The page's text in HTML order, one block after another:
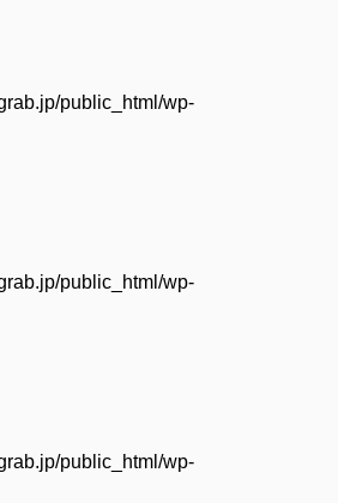
public_html/wp-
public_html/wp-
public_html/wp-